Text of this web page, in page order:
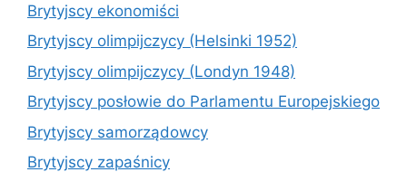
Brytyjscy ekonomiści
Brytyjscy olimpijczycy (Helsinki 1952)
Brytyjscy olimpijczycy (Londyn 1948)
Brytyjscy posłowie do Parlamentu Europejskiego
Brytyjscy samorządowcy
Brytyjscy zapaśnicy